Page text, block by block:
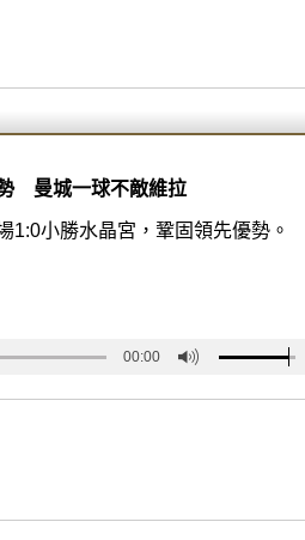
勢 曼城一球不敵維拉
1:0小勝水晶宮，鞏固領先優勢。
00:00